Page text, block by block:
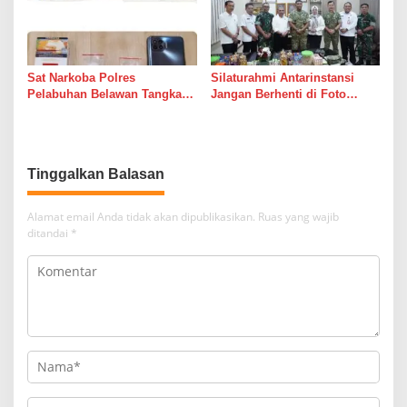
Sat Narkoba Polres
Pelabuhan Belawan Tangkap
Silaturahmi Antarinstansi
Jangan Berhenti di Foto
Tinggalkan Balasan
Alamat email Anda tidak akan dipublikasikan. Ruas yang wajib
ditandai *